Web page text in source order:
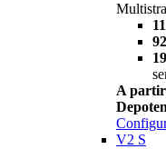
A
V2 S